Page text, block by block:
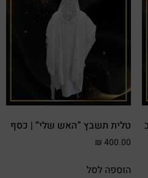
טלית תשבץ ”האש שלי” | כסף
₪ 400.00
הוספה לסל